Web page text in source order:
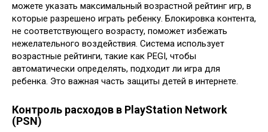
можете указать максимальный возрастной рейтинг игр, в
которые разрешено играть ребенку. Блокировка контента,
не соответствующего возрасту, поможет избежать
нежелательного воздействия. Система использует
возрастные рейтинги, такие как PEGI, чтобы
автоматически определять, подходит ли игра для
ребенка. Это важная часть защиты детей в интернете.
Контроль расходов в PlayStation Network
(PSN)